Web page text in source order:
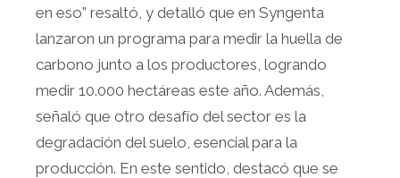
en eso” resaltó, y detalló que en Syngenta
lanzaron un programa para medir la huella de
carbono junto a los productores, logrando
medir 10.000 hectáreas este año. Además,
señaló que otro desafío del sector es la
degradación del suelo, esencial para la
producción. En este sentido, destacó que se